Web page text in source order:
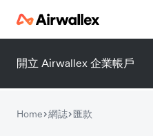
開立 Airwallex 企業帳戶
Home 網誌 匯款
立即觀看 3 分鐘體驗
請填寫資料以觀體驗短片：